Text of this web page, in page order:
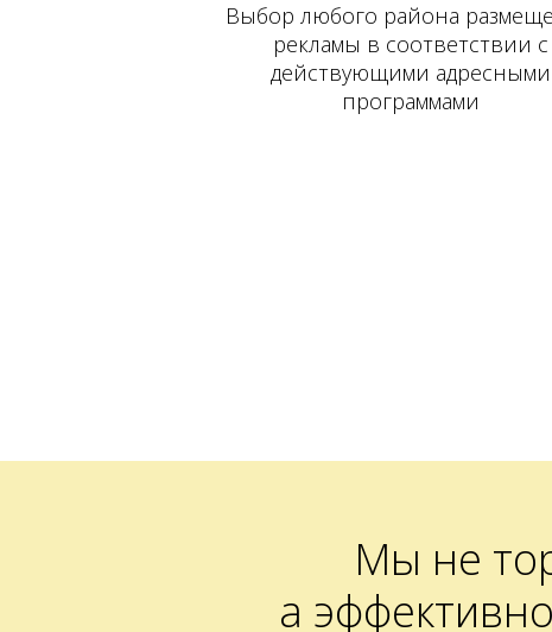
Выбор любого района
рекламы в соответствии с
действующими адресными
программами
Мы не
а